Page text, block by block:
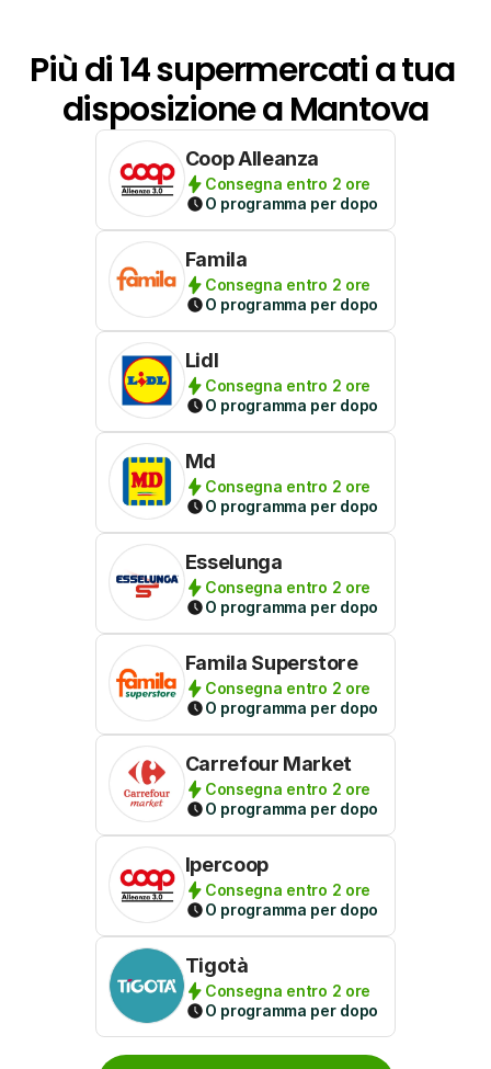
Più di 14 supermercati a tua
disposizione a Mantova
Coop Alleanza
Consegna entro 2 ore
O programma per dopo
Famila
Consegna entro 2 ore
O programma per dopo
Lidl
Consegna entro 2 ore
O programma per dopo
Md
Consegna entro 2 ore
O programma per dopo
Esselunga
Consegna entro 2 ore
O programma per dopo
Famila Superstore
Consegna entro 2 ore
O programma per dopo
Carrefour Market
Consegna entro 2 ore
O programma per dopo
Ipercoop
Consegna entro 2 ore
O programma per dopo
Tigotà
Consegna entro 2 ore
O programma per dopo